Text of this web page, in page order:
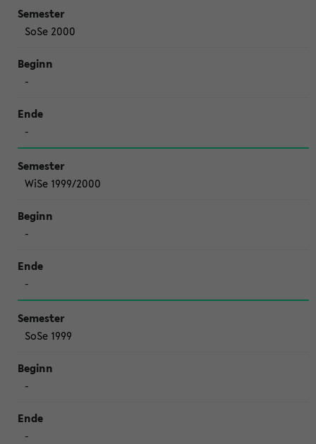
SoSe 2000
-
-
WiSe 1999/2000
-
-
SoSe 1999
-
-